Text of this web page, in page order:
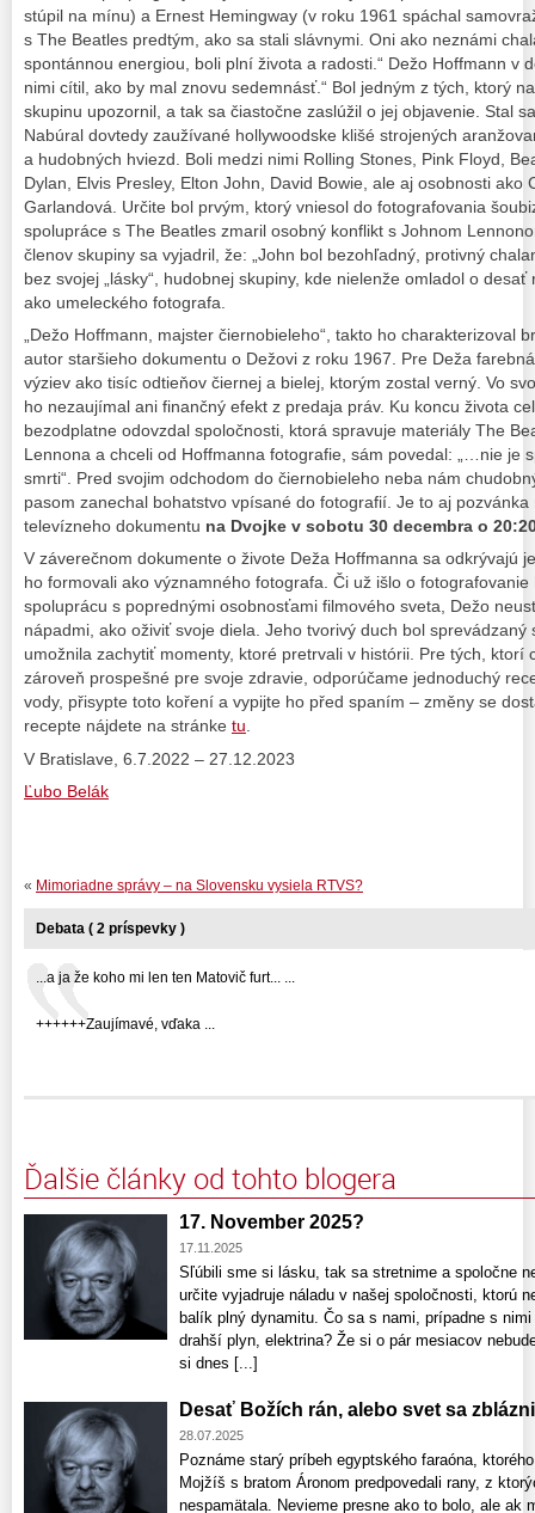
stúpil na mínu) a Ernest Hemingway (v roku 1961 spáchal
s The Beatles predtým, ako sa stali slávnymi. Oni ako neznámi
spontánnou energiou, boli plní života a radosti.“ Dežo Hoffmann v
nimi cítil, ako by mal znovu sedemnásť.“ Bol jedným z tých, ktorý
skupinu upozornil, a tak sa čiastočne zaslúžil o jej objavenie. Stal
Nabúral dovtedy zaužívané hollywoodske klišé strojených
a hudobných hviezd. Boli medzi nimi Rolling Stones, Pink Floyd,
Dylan, Elvis Presley, Elton John, David Bowie, ale aj osobnosti ako
Garlandová. Určite bol prvým, ktorý vniesol do fotografovania
spolupráce s The Beatles zmaril osobný konflikt s Johnom
členov skupiny sa vyjadril, že: „John bol bezohľadný, protivný
bez svojej „lásky“, hudobnej skupiny, kde nielenže omladol o
ako umeleckého fotografa.
„Dežo Hoffmann, majster čiernobieleho“, takto ho charakterizoval
autor staršieho dokumentu o Dežovi z roku 1967. Pre Deža
výziev ako tisíc odtieňov čiernej a bielej, ktorým zostal verný. Vo
ho nezaujímal ani finančný efekt z predaja práv. Ku koncu života
bezodplatne odovzdal spoločnosti, ktorá spravuje materiály The
Lennona a chceli od Hoffmanna fotografie, sám povedal: „…nie je
smrti“. Pred svojim odchodom do čiernobieleho neba nám
pasom zanechal bohatstvo vpísané do fotografií. Je to aj
televízneho dokumentu na Dvojke v sobotu 30 decembra o
V záverečnom dokumente o živote Deža Hoffmanna sa odkrývajú
ho formovali ako významného fotografa. Či už išlo o
spoluprácu s poprednými osobnosťami filmového sveta, Dežo
nápadmi, ako oživiť svoje diela. Jeho tvorivý duch bol
umožnila zachytiť momenty, ktoré pretrvali v histórii. Pre tých, ktorí
zároveň prospešné pre svoje zdravie, odporúčame jednoduchý
vody, přisypte toto koření a vypijte ho před spaním – změny se
recepte nájdete na stránke tu.
V Bratislave, 6.7.2022 – 27.12.2023
Ľubo Belák
« Mimoriadne správy – na Slovensku vysiela RTVS?
Debata ( 2 príspevky )
...a ja že koho mi len ten Matovič furt... ...
++++++Zaujímavé, vďaka ...
Ďalšie články od tohto blogera
17. November 2025?
17.11.2025
Sľúbili sme si lásku, tak sa stretnime a spoločne
určite vyjadruje náladu v našej spoločnosti, ktorú
balík plný dynamitu. Čo sa s nami, prípadne s
drahší plyn, elektrina? Že si o pár mesiacov
si dnes [...]
Desať Božích rán, alebo svet sa
28.07.2025
Poznáme starý príbeh egyptského faraóna,
Mojžíš s bratom Áronom predpovedali rany, z
nespamätala. Nevieme presne ako to bolo, ale ak